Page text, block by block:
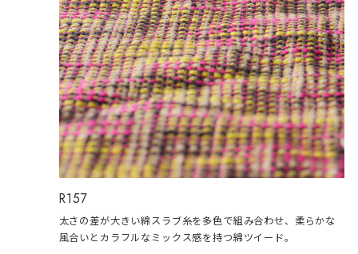
R157
太さの差が大きい綿スラブ糸を多色で組み合わせ、柔らかな
風合いとカラフルなミックス感を持つ綿ツイード。